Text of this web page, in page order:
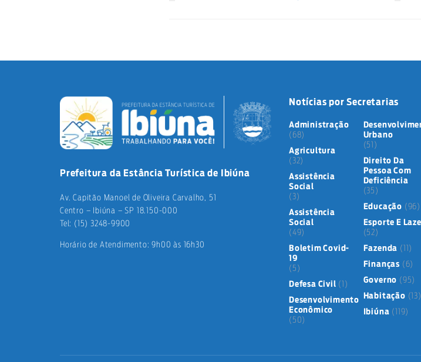
Prefeitura da Estância Turística de Ibiúna
Av. Capitão Manoel de Oliveira Carvalho, 51
Centro – Ibiúna – SP 18.150-000
Tel: (15) 3248-9900
Horário de Atendimento: 9h00 às 16h30
Notícias por Secretarias
Administração
(68)
Agricultura
(32)
Assistência
Social
(3)
Assistência
Social
(49)
Boletim Covid-
19
(5)
Defesa Civil (1)
Desenvolvimento
Econômico
(50)
Urbano
(51)
Direito Da
Pessoa Com
Deficiência
(35)
Educação (96)
Esporte E
(52)
Fazenda (11)
Finanças (6)
Governo (95)
Habitação (13)
Ibiúna (119)